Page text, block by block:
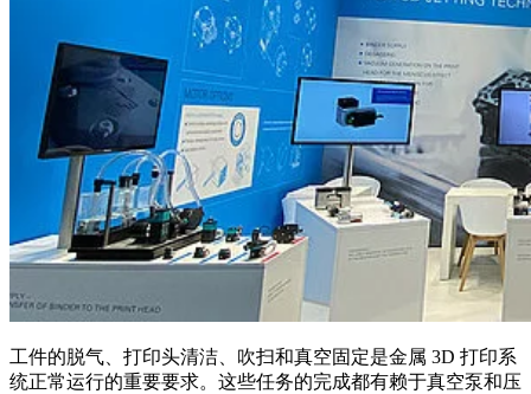
工件的脱气、打印头清洁、吹扫和真空固定是金属 3D 打印系
统正常运行的重要要求。这些任务的完成都有赖于真空泵和压